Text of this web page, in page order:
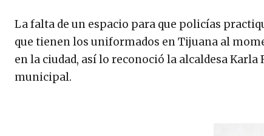
La falta de un espacio para que policías
que tienen los uniformados en Tijuana al
en la ciudad, así lo reconoció la alcaldesa
municipal.